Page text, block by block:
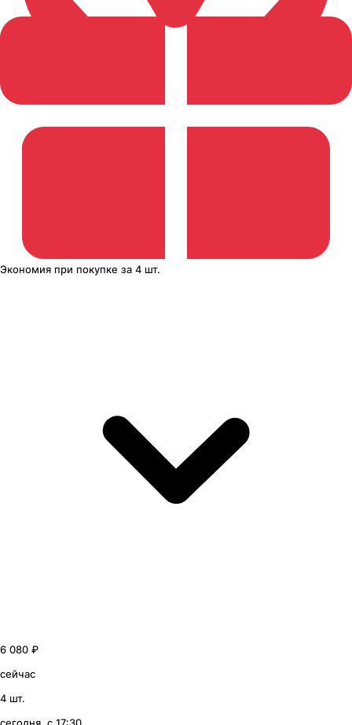
Экономия при покупке за 4 шт.
6 080 ₽
сейчас
4 шт.
сегодня, с 17:30